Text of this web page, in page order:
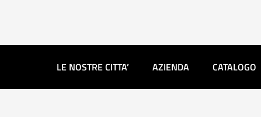
LE NOSTRE CITTA’ AZIENDA CATALOGO